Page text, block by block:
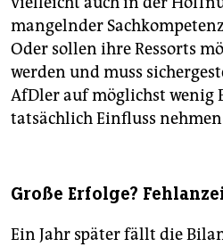
mangelnder
Oder sollen ihre Ressorts
werden und muss
AfDler auf möglichst wenig
tatsächlich Einfluss
Große Erfolge?
Ein Jahr später fällt die